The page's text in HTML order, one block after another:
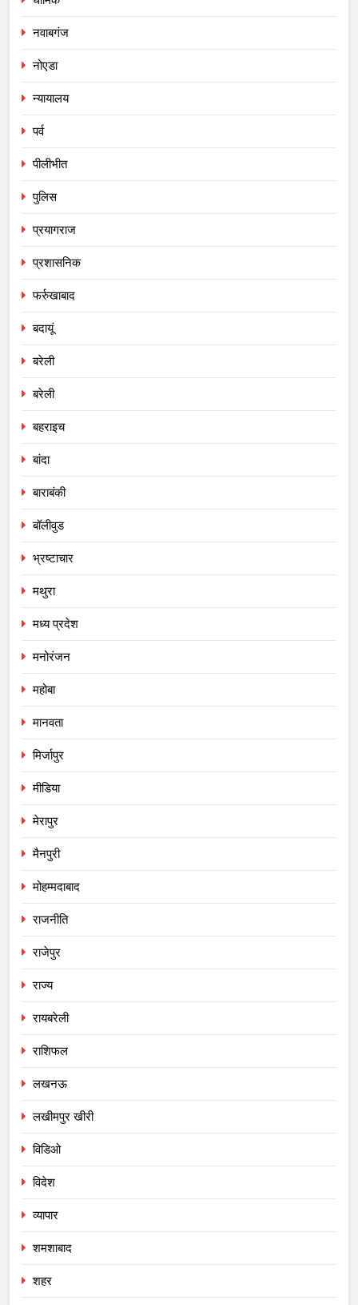
नवाबगंज
नोएडा
न्यायालय
पर्व
पीलीभीत
पुलिस
प्रयागराज
प्रशासनिक
फर्रुखाबाद
बदायूं
बरेली
बरेली
बहराइच
बांदा
बाराबंकी
बॉलीवुड
भ्रष्टाचार
मथुरा
मध्य प्रदेश
मनोरंजन
महोबा
मानवता
मिर्जापुर
मीडिया
मेरापुर
मैनपुरी
मोहम्मदाबाद
राजनीति
राजेपुर
राज्य
रायबरेली
राशिफल
लखनऊ
लखीमपुर खीरी
विडिओ
विदेश
व्यापार
शमशाबाद
शहर